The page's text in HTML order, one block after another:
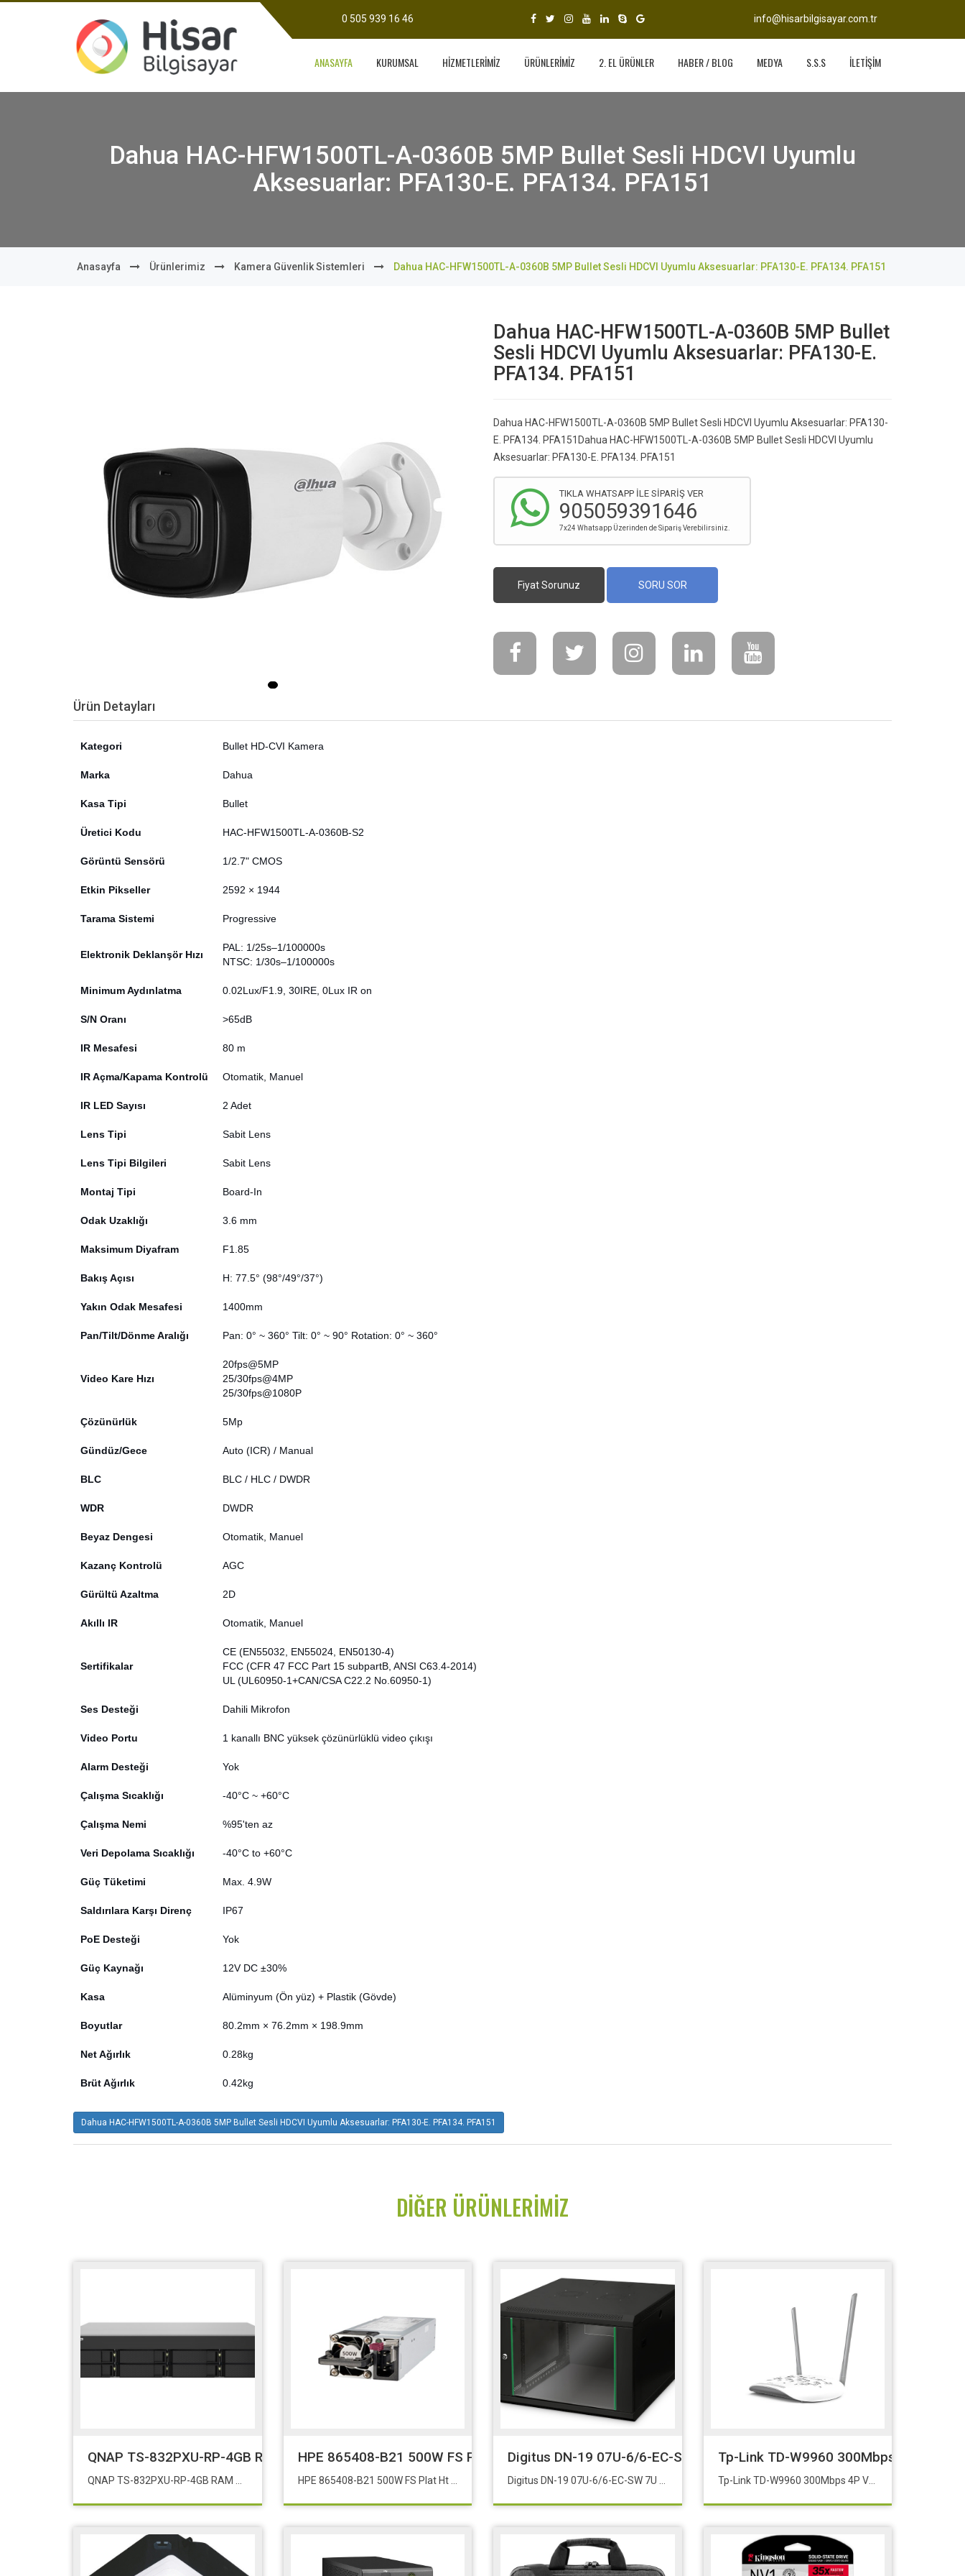
0 505 939 16 46 info@hisarbilgisayar.com.tr
ANASAYFA KURUMSAL HİZMETLERİMİZ ÜRÜNLERİMİZ 2. EL ÜRÜNLER HABER / BLOG MEDYA S.S.S İLETİŞİM
Dahua HAC-HFW1500TL-A-0360B 5MP Bullet Sesli HDCVI Uyumlu
Aksesuarlar: PFA130-E. PFA134. PFA151
Anasayfa Ürünlerimiz Kamera Güvenlik Sistemleri Dahua HAC-HFW1500TL-A-0360B 5MP Bullet Sesli HDCVI Uyumlu Aksesuarlar: PFA130-E. PFA134. PFA151
Dahua HAC-HFW1500TL-A-0360B 5MP Bullet
Sesli HDCVI Uyumlu Aksesuarlar: PFA130-E.
PFA134. PFA151
Dahua HAC-HFW1500TL-A-0360B 5MP Bullet Sesli HDCVI Uyumlu Aksesuarlar: PFA130-
E. PFA134. PFA151Dahua HAC-HFW1500TL-A-0360B 5MP Bullet Sesli HDCVI Uyumlu
Aksesuarlar: PFA130-E. PFA134. PFA151
TIKLA WHATSAPP İLE SİPARİŞ VER
905059391646
7x24 Whatsapp Üzerinden de Sipariş Verebilirsiniz.
Fiyat Sorunuz SORU SOR
Ürün Detayları
Kategori Bullet HD-CVI Kamera
Marka Dahua
Kasa Tipi Bullet
Üretici Kodu HAC-HFW1500TL-A-0360B-S2
Görüntü Sensörü 1/2.7" CMOS
Etkin Pikseller 2592 × 1944
Tarama Sistemi Progressive
Elektronik Deklanşör Hızı
PAL: 1/25s–1/100000s
NTSC: 1/30s–1/100000s
Minimum Aydınlatma 0.02Lux/F1.9, 30IRE, 0Lux IR on
S/N Oranı >65dB
IR Mesafesi 80 m
IR Açma/Kapama Kontrolü Otomatik, Manuel
IR LED Sayısı 2 Adet
Lens Tipi Sabit Lens
Lens Tipi Bilgileri Sabit Lens
Montaj Tipi Board-In
Odak Uzaklığı 3.6 mm
Maksimum Diyafram F1.85
Bakış Açısı H: 77.5° (98°/49°/37°)
Yakın Odak Mesafesi 1400mm
Pan/Tilt/Dönme Aralığı Pan: 0° ~ 360° Tilt: 0° ~ 90° Rotation: 0° ~ 360°
Video Kare Hızı
20fps@5MP
25/30fps@4MP
25/30fps@1080P
Çözünürlük 5Mp
Gündüz/Gece Auto (ICR) / Manual
BLC BLC / HLC / DWDR
WDR DWDR
Beyaz Dengesi Otomatik, Manuel
Kazanç Kontrolü AGC
Gürültü Azaltma 2D
Akıllı IR Otomatik, Manuel
Sertifikalar
CE (EN55032, EN55024, EN50130-4)
FCC (CFR 47 FCC Part 15 subpartB, ANSI C63.4-2014)
UL (UL60950-1+CAN/CSA C22.2 No.60950-1)
Ses Desteği Dahili Mikrofon
Video Portu 1 kanallı BNC yüksek çözünürlüklü video çıkışı
Alarm Desteği Yok
Çalışma Sıcaklığı -40°C ~ +60°C
Çalışma Nemi %95'ten az
Veri Depolama Sıcaklığı -40°C to +60°C
Güç Tüketimi Max. 4.9W
Saldırılara Karşı Direnç IP67
PoE Desteği Yok
Güç Kaynağı 12V DC ±30%
Kasa Alüminyum (Ön yüz) + Plastik (Gövde)
Boyutlar 80.2mm × 76.2mm × 198.9mm
Net Ağırlık 0.28kg
Brüt Ağırlık 0.42kg
Dahua HAC-HFW1500TL-A-0360B 5MP Bullet Sesli HDCVI Uyumlu Aksesuarlar: PFA130-E. PFA134. PFA151
DIĞER ÜRÜNLERIMIZ
QNAP TS-832PXU-RP-4GB RAM 8 Hdd Yuvalı RACK NAS Eol:832xurp
HPE 865408-B21 500W FS Plat Ht Plg LH Pwr Sply KitDigitus DN-19 07U-6/6-EC-SW 7U Duvar Kabin(60x60cm 7U Duvar Tipi
Tp-Link TD-W9960 300Mbps 4P VDSL/
Tp-Link TD-W9960 300Mbps 4P VDSL/ADSL Modem Router